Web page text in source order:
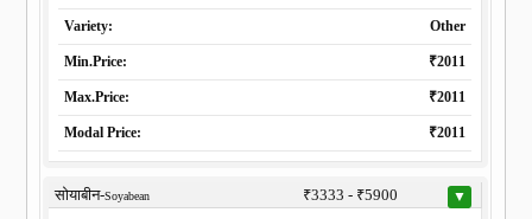
Variety: Other
Min.Price: ₹2011
Max.Price: ₹2011
Modal Price: ₹2011
सोयाबीन-Soyabean ₹3333 - ₹5900 ▼